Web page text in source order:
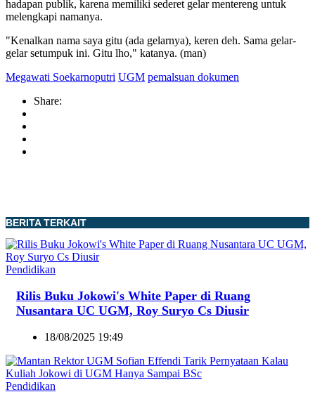
hadapan publik, karena memiliki sederet gelar mentereng untuk
melengkapi namanya.
"Kenalkan nama saya gitu (ada gelarnya), keren deh. Sama gelar-
gelar setumpuk ini. Gitu lho," katanya. (man)
Megawati Soekarnoputri UGM pemalsuan dokumen
Share:
BERITA TERKAIT
Pendidikan
Rilis Buku Jokowi's White Paper di Ruang
Nusantara UC UGM, Roy Suryo Cs Diusir
18/08/2025 19:49
Pendidikan